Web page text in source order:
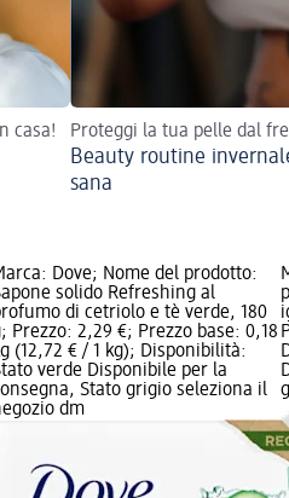
casa! Proteggi la tua pelle dal
Beauty routine
sana
Dove; Nome del prodotto:
solido Refreshing al
di cetriolo e tè verde, 180
Prezzo: 2,29 €; Prezzo base: 0,18
(12,72 € / 1 kg); Disponibilità:
verde Disponibile per la
Stato grigio seleziona il
dm